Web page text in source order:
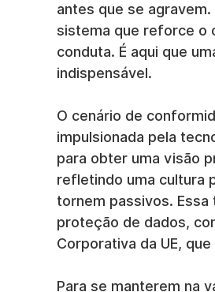
antes que se
sistema que reforce o
conduta. É aqui que
indispensável.
O cenário de
impulsionada pela
para obter uma visão
refletindo uma cultura
tornem passivos.
proteção de dados,
Corporativa da UE,
Para se manterem na